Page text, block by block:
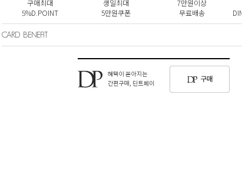
구매최대
5%D.POINT
생일최대
5만원쿠폰
7만원이상
무료배송
CARD BENEFIT